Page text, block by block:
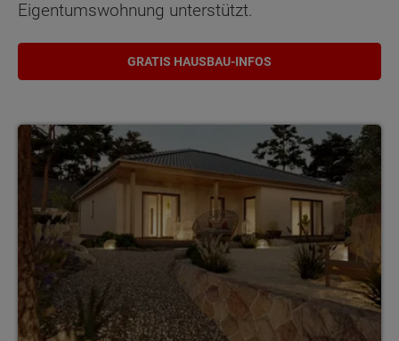
Eigentumswohnung unterstützt.
GRATIS HAUSBAU-INFOS